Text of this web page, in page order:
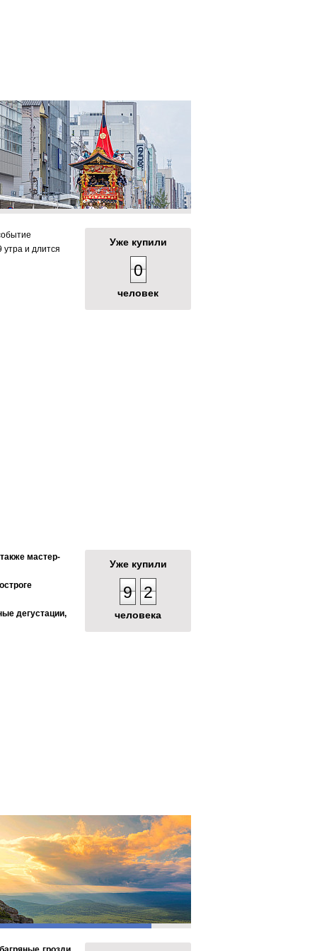
удивительной картины. На
Уже купили
0
человек
и длится
историю, почувствовать дух
незабываемое приключение!
святыми паланкинами
до фестивальных улиц.
Уже купили
9 2
человека
мастер-
дегустации,
ждут медовые, хлебные, ореховые и
Праздник трёх Спасов всегда